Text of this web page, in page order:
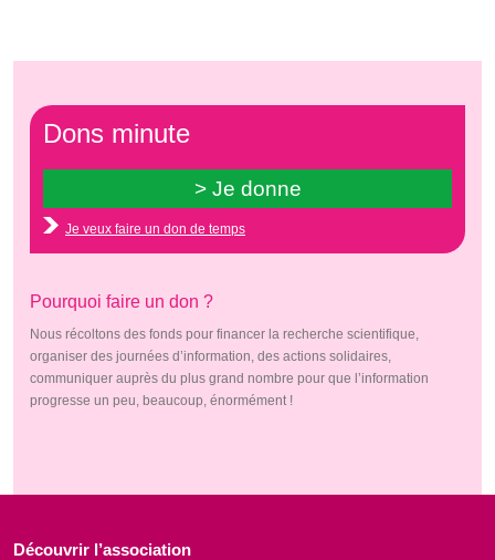
Dons minute
Je veux faire un don de temps
Pourquoi faire un don ?
Nous récoltons des fonds pour financer la recherche scientifique,
organiser des journées d’information, des actions solidaires,
communiquer auprès du plus grand nombre pour que l’information
progresse un peu, beaucoup, énormément !
Découvrir l’association